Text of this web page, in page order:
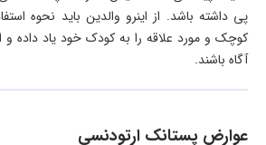
پی داشته باشد. از اینرو والدین باید نحوه
کوچک و مورد علاقه را به کودک خود یاد داده و
آگاه باشند.
عوارض پستانک ارتودنسی